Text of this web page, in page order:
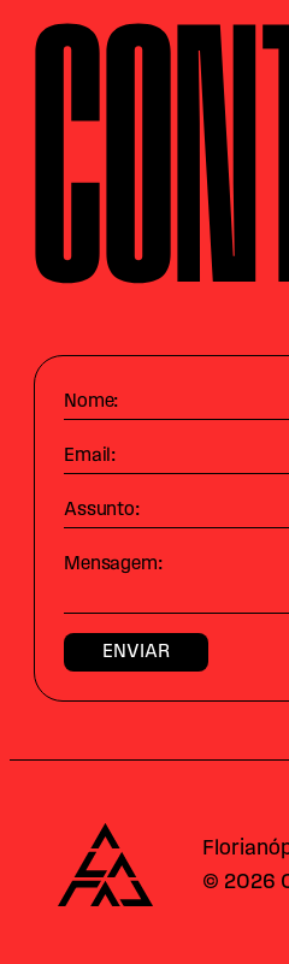
Nome:
Email:
Assunto:
Mensagem:
Alataj
© 2026